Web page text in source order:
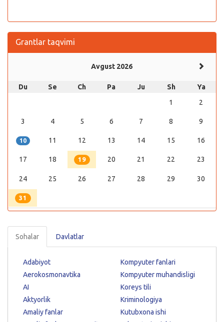
Grantlar taqvimi
Avgust 2026
Du Se Ch Pa Ju Sh
Ya
1
2
3 4 5 6 7 8 9
10 11 12 13 14 15 16
17 18 19 20 21 22 23
24 25 26 27 28 29 30
31
Sohalar Davlatlar
Adabiyot
Aerokosmonavtika
AI
Aktyorlik
Amaliy fanlar
Kompyuter fanlari
Kompyuter muhandisligi
Koreys tili
Kriminologiya
Kutubxona ishi